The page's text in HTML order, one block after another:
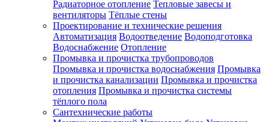
Радиаторное отопление Тепловые завесы и
вентиляторы Тёплые стены
Проектирование и технические решения
Автоматизация Водоотведение Водоподготовка
Водоснабжение Отопление
Промывка и прочистка трубопроводов
Промывка и прочистка водоснабжения Промывка
и прочистка канализации Промывка и прочистка
отопления Промывка и прочистка системы
тёплого пола
Сантехнические работы